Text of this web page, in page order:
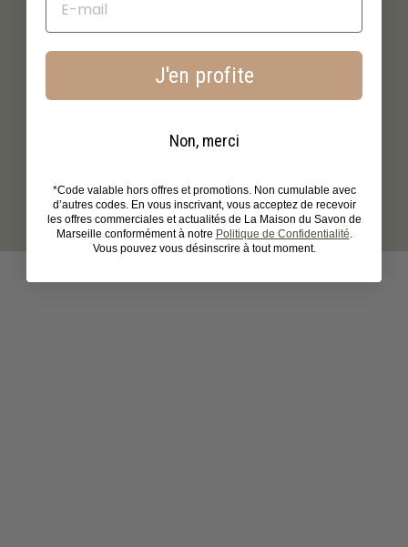
Fabrication artisanale en Provence : la
saponification à chaud
de conserver les actifs bénéfiques des ingrédients naturels,
riche et crémeuse grâce au triple broyage, pour une expérience
douce et luxueuse à chaque utilisation.
J'en profite
Non, merci
*Code valable hors offres et promotions. Non cumulable avec
d’autres codes. En vous inscrivant, vous acceptez de recevoir
les offres commerciales et actualités de La Maison du Savon de
Marseille conformément à notre Politique de Confidentialité
Vous pouvez vous désinscrire à tout moment.